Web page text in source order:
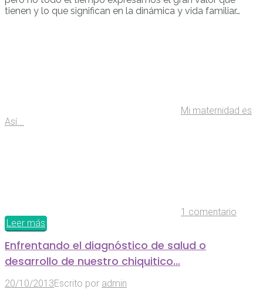
tienen y lo que significan en la dinámica y vida familiar…
Mi maternidad es
Así...
1 comentario
Leer más
Enfrentando el diagnóstico de salud o
desarrollo de nuestro chiquitico…
20/10/2013Escrito por admin